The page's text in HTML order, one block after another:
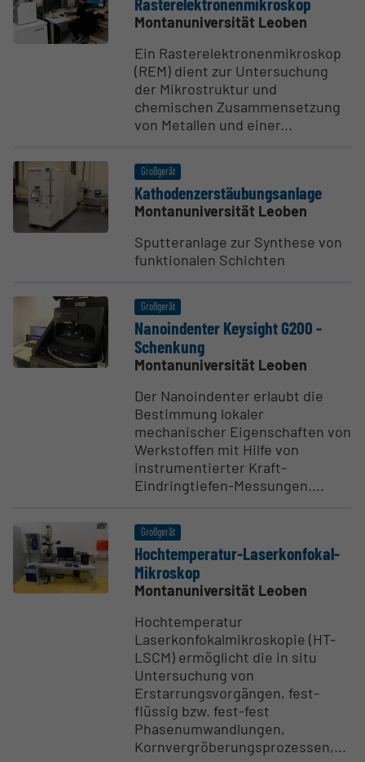
Montanuniversität Leoben
Ein Rasterelektronenmikroskop
(REM) dient zur Untersuchung
der Mikrostruktur und
chemischen Zusammensetzung
von Metallen und einer...
Großgerät
Katho­den­zer­stäu­bungs­anlage
Montanuniversität Leoben
Sputteranlage zur Synthese von
funktionalen Schichten
Großgerät
Nanoin­denter Keysight G200 -
Schenkung
Montanuniversität Leoben
Der Nanoindenter erlaubt die
Bestimmung lokaler
mechanischer Eigenschaften von
Werkstoffen mit Hilfe von
instrumentierter Kraft-
Eindringtiefen-Messungen....
Großgerät
Hochtem­pe­ratur-Laser­kon­fokal-
Mikroskop
Montanuniversität Leoben
Hochtemperatur
Laserkonfokalmikroskopie (HT-
LSCM) ermöglicht die in situ
Untersuchung von
Erstarrungsvorgängen, fest-
flüssig bzw. fest-fest
Phasenumwandlungen,
Kornvergröberungsprozessen,...